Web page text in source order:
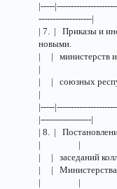
|-----
-------------------|
| 7. | Приказы и
| | министерств
| | союзных
|-----
|------------------|
| 8. |
| |
| |
| |
| |